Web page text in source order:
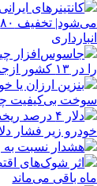
کانتینرهای
انبارداری
جاسوس‌افزار
را در ۱۳ کشور ازجمله آمریکا هدف گرفت
بنزین ارزان یا
سوخت بی‌کیفیت
خودرو زیر فشار
هشدار نسبت به
ماه باقی می‌ماند